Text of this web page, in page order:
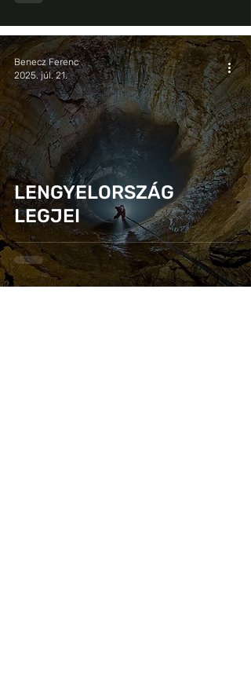
LENGYELORSZÁG
LEGJEI
Benecz Ferenc
2025. júl. 21.